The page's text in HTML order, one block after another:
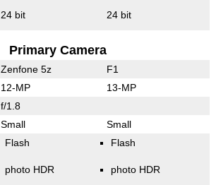
24 bit 24 bit
Primary Camera
Zenfone 5z F1
12-MP 13-MP
f/1.8
Small Small
Flash
photo HDR
Flash
photo HDR